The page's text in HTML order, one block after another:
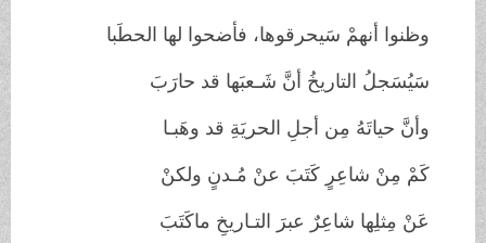
وظنوا أنهمْ سَيحرقوها، فأضحوا لها الحطَبا
سَيُسَجلُ التاريخُ أنَّ شَـعبَها قد حارَبَ
وأنَّ حياتَهُ مِن أجلِ الحريَةِ قد وهَبـا
كَمْ مِنْ شاعِرٍ كَتَبَ عنْ مُـدنٍ ولكنْ
عَنْ مِثلِها شاعِرٌ عبرَ التـاريخِ ماكَتَبَ